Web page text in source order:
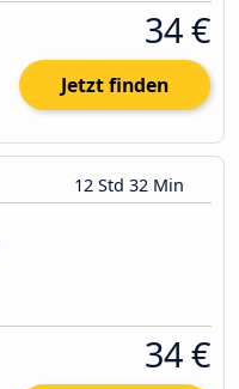
34 €
Jetzt finden
12 Std 32 Min
34 €